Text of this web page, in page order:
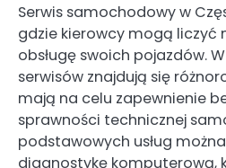
Serwis samochodowy w
gdzie kierowcy mogą liczyć
obsługę swoich pojazdów.
serwisów znajdują się
mają na celu zapewnienie
sprawności technicznej
podstawowych usług
diagnostykę komputerową,